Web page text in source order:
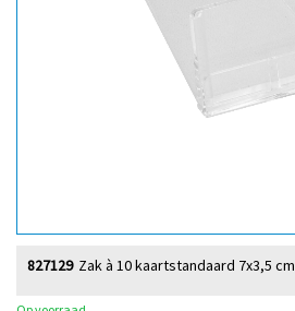
Zak à 10 kaartstandaard 7x3,5 cm
827129